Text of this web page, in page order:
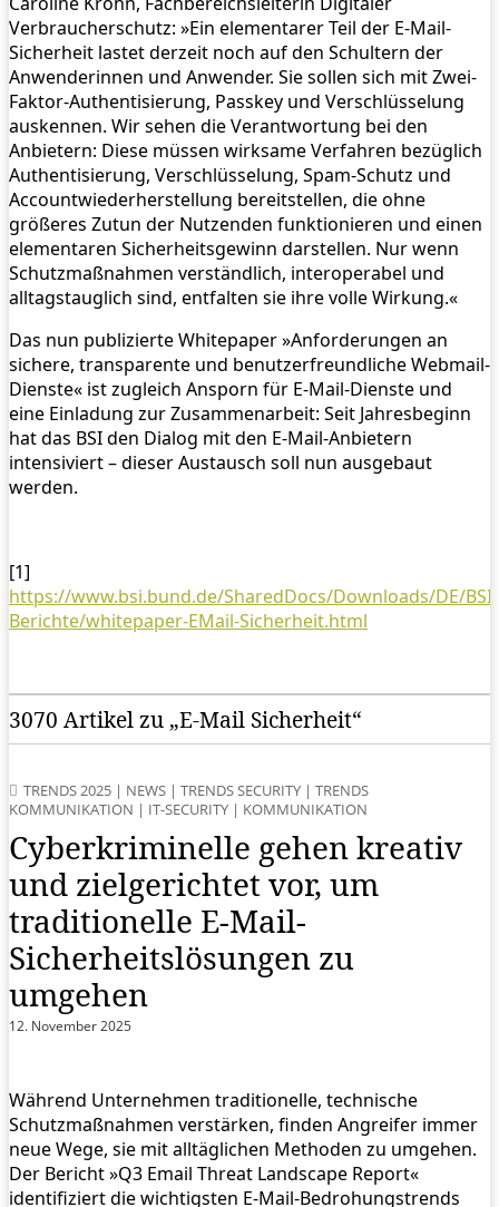
Verbraucherschutz: »Ein elementarer Teil der E-Mail-
Sicherheit lastet derzeit noch auf den Schultern der
Anwenderinnen und Anwender. Sie sollen sich mit Zwei-
Faktor-Authentisierung, Passkey und Verschlüsselung
auskennen. Wir sehen die Verantwortung bei den
Anbietern: Diese müssen wirksame Verfahren bezüglich
Authentisierung, Verschlüsselung, Spam-Schutz und
Accountwiederherstellung bereitstellen, die ohne
größeres Zutun der Nutzenden funktionieren und einen
elementaren Sicherheitsgewinn darstellen. Nur wenn
Schutzmaßnahmen verständlich, interoperabel und
alltagstauglich sind, entfalten sie ihre volle Wirkung.«
Das nun publizierte Whitepaper »Anforderungen an
sichere, transparente und benutzerfreundliche Webmail-
Dienste« ist zugleich Ansporn für E-Mail-Dienste und
eine Einladung zur Zusammenarbeit: Seit Jahresbeginn
hat das BSI den Dialog mit den E-Mail-Anbietern
intensiviert – dieser Austausch soll nun ausgebaut
werden.
[1]
https://www.bsi.bund.de/SharedDocs/Downloads/DE/
Berichte/whitepaper-EMail-Sicherheit.html
3070 Artikel zu „E-Mail Sicherheit“
TRENDS 2025 | NEWS | TRENDS SECURITY | TRENDS
KOMMUNIKATION | IT-SECURITY | KOMMUNIKATION
Cyberkriminelle gehen kreativ
und zielgerichtet vor, um
traditionelle E-Mail-
Sicherheitslösungen zu
umgehen
12. November 2025
Während Unternehmen traditionelle, technische
Schutzmaßnahmen verstärken, finden Angreifer immer
neue Wege, sie mit alltäglichen Methoden zu umgehen.
Der Bericht »Q3 Email Threat Landscape Report«
identifiziert die wichtigsten E-Mail-Bedrohungstrends